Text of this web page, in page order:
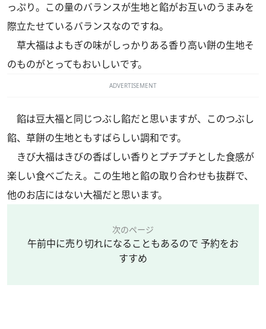
っぷり。この量のバランスが生地と餡がお互いのうまみを
際立たせているバランスなのですね。
草大福はよもぎの味がしっかりある香り高い餅の生地そ
のものがとってもおいしいです。
ADVERTISEMENT
餡は豆大福と同じつぶし餡だと思いますが、このつぶし
餡、草餅の生地ともすばらしい調和です。
きび大福はきびの香ばしい香りとプチプチとした食感が
楽しい食べごたえ。この生地と餡の取り合わせも抜群で、
他のお店にはない大福だと思います。
次のページ
午前中に売り切れになることもあるので 予約をお
すすめ